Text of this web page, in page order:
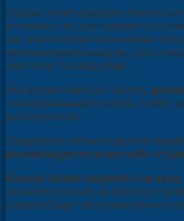
Однако стоит разумно
понимать, что все зависит и от
как они построят отношения.
запланировали свадьбу, есть
смягчить "последствия":
Невестам советуют носить
, прикрывающее колени, чтобы
долговечным.
Свадебное платье и другие
рекомендуется кому-либо
Кольцо нужно надевать на
ношение кольца на перчатке
супруги будут легкомысленно